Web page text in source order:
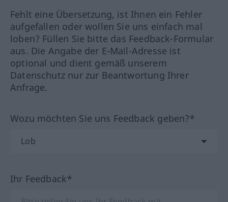
Fehlt eine Übersetzung, ist Ihnen ein Fehler
aufgefallen oder wollen Sie uns einfach mal
loben? Füllen Sie bitte das Feedback-Formular
aus. Die Angabe der E-Mail-Adresse ist
optional und dient gemäß unserem
Datenschutz nur zur Beantwortung Ihrer
Anfrage.
Wozu möchten Sie uns Feedback geben?*
Ihr Feedback*